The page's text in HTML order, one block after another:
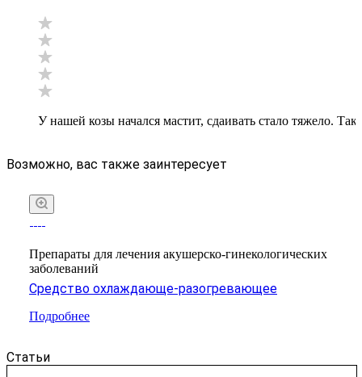
У нашей козы начался мастит, сдаивать стало тяжело.
Возможно, вас также заинтересует
Препараты для лечения акушерско-гинекологических
заболеваний
Средство охлаждающе-разогревающее
Подробнее
Статьи